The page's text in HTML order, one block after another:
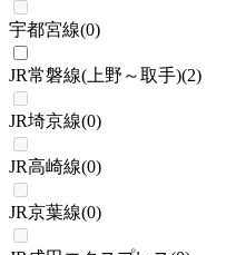
宇都宮線(0)
JR常磐線(上野～取手)(2)
JR埼京線(0)
JR高崎線(0)
JR京葉線(0)